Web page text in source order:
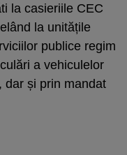
la casieriile CEC
la unitățile
publice regim
a vehiculelor
dar și prin mandat